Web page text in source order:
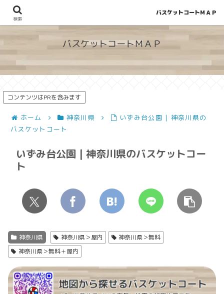
地図から探せる！穴場が見つかるバスケットコート情報
バスケットコートＭＡＰ
コンテンツはPRを含みます
ホーム 神奈川県
いずみ台公園 | 神奈川県の
バスケットコート
いずみ台公園 | 神奈川県のバスケットコー
ト
神奈川県 神奈川県＞屋内
神奈川県＞無料
神奈川県＞無料＋屋内
検索
バスケットコートＭＡＰ